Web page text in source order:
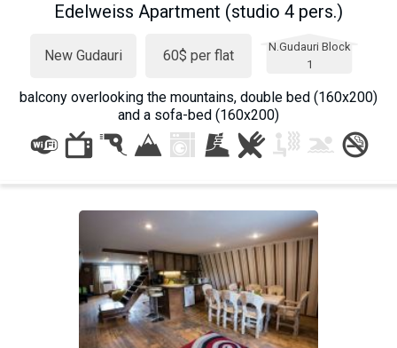
Edelweiss Apartment (studio 4 pers.)
New Gudauri 60$ per flat
N.Gudauri Block
1
balcony overlooking the mountains, double bed (160x200)
and a sofa-bed (160x200)